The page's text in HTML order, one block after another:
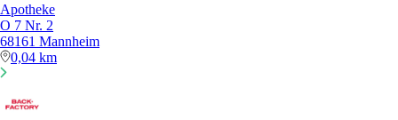
Apotheke
O 7 Nr. 2
68161 Mannheim
0,04 km